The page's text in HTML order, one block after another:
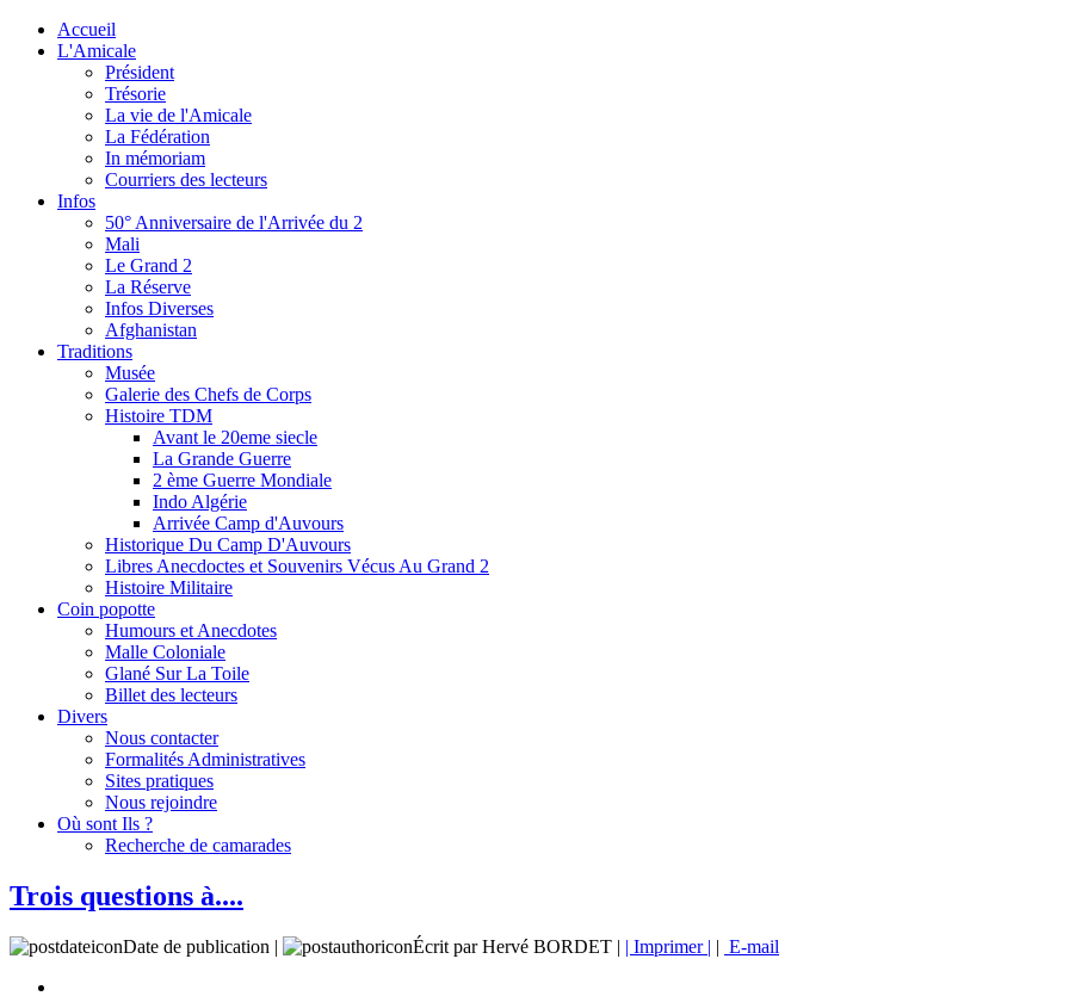
Accueil
L'Amicale
Président
Trésorie
La vie de l'Amicale
La Fédération
In mémoriam
Courriers des lecteurs
Infos
50° Anniversaire de l'Arrivée du 2
Mali
Le Grand 2
La Réserve
Infos Diverses
Afghanistan
Traditions
Musée
Galerie des Chefs de Corps
Histoire TDM
Avant le 20eme siecle
La Grande Guerre
2 ème Guerre Mondiale
Indo Algérie
Arrivée Camp d'Auvours
Historique Du Camp D'Auvours
Libres Anecdoctes et Souvenirs Vécus Au Grand 2
Histoire Militaire
Coin popotte
Humours et Anecdotes
Malle Coloniale
Glané Sur La Toile
Billet des lecteurs
Divers
Nous contacter
Formalités Administratives
Sites pratiques
Nous rejoindre
Où sont Ils ?
Recherche de camarades
Trois questions à....
Date de publication | Écrit par Hervé BORDET | | Imprimer | | E-mail